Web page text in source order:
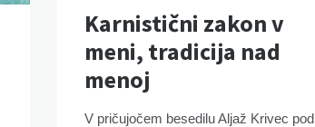
Karnistični zakon v
meni, tradicija nad
menoj
V pričujočem besedilu Aljaž Krivec pod